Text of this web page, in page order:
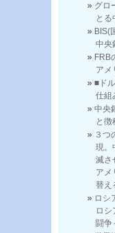
グロ
とる
BIS(
中央
FRB
アメ
■ド
仕組
中央
と徴
３つ
現。
滅さ
アメ
替え
ロシ
ロ
闘争